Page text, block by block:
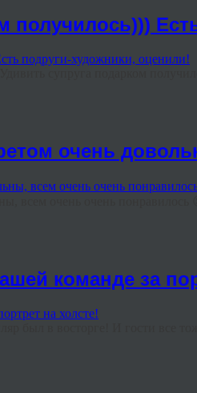
получилось)))
очень
команде за